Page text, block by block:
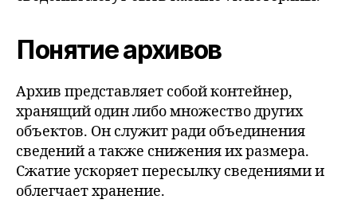
Понятие архивов
Архив представляет собой контейнер,
хранящий один либо множество других
объектов. Он служит ради объединения
сведений а также снижения их размера.
Сжатие ускоряет пересылку сведениями и
облегчает хранение.